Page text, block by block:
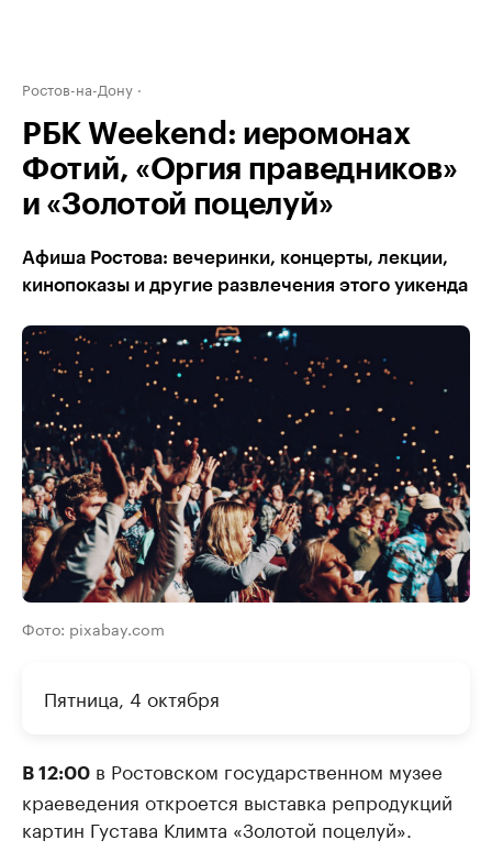
Ростов-на-Дону
РБК Weekend: иеромонах
Фотий, «Оргия праведников»
и «Золотой поцелуй»
Афиша Ростова: вечеринки, концерты, лекции,
кинопоказы и другие развлечения этого уикенда
Фото: pixabay.com
Пятница, 4 октября
В 12:00 в Ростовском государственном музее
краеведения откроется выставка репродукций
картин Густава Климта «Золотой поцелуй».